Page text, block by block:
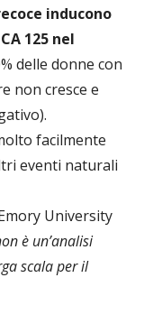
inducono
125 nel
delle donne con
non cresce e
facilmente
eventi naturali
University
è un’analisi
scala per il